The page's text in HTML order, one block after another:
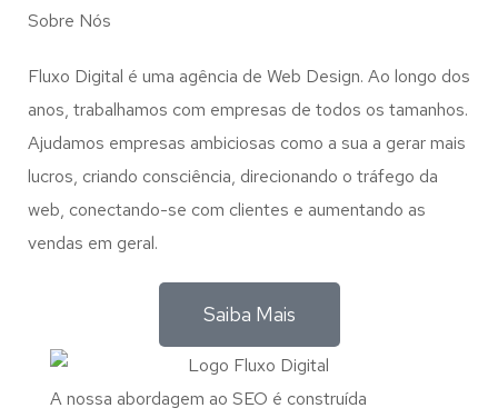
Sobre Nós
Fluxo Digital é uma agência de Web Design. Ao longo dos
anos, trabalhamos com empresas de todos os tamanhos.
Ajudamos empresas ambiciosas como a sua a gerar mais
lucros, criando consciência, direcionando o tráfego da
web, conectando-se com clientes e aumentando as
vendas em geral.
Saiba Mais
A nossa abordagem ao SEO é construída